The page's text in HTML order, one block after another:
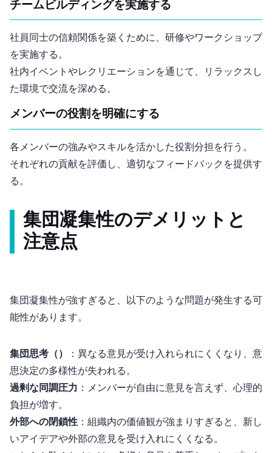
3. チームビルディングを実施する
社員同士の信頼関係を築くために、研修やワークショップ
を実施する。
社内イベントやレクリエーションを通じて、リラックスし
た環境で交流を深める。
4. メンバーの役割を明確にする
各メンバーの強みやスキルを活かした役割分担を行う。
それぞれの貢献を評価し、適切なフィードバックを提供す
る。
集団凝集性のデメリットと
注意点
集団凝集性が強すぎると、以下のような問題が発生する可
能性があります。
集団思考（Groupthink）
：異なる意見が受け入れられにくくなり、意
思決定の多様性が失われる。
過剰な同調圧力 ：メンバーが自由に意見を言えず、心理的
負担が増す。
外部への閉鎖性 ：組織内の価値観が強まりすぎると、新し
いアイデアや外部の意見を受け入れにくくなる。